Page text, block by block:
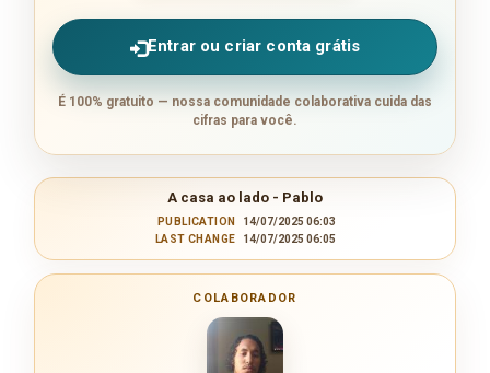
Entrar ou criar conta grátis
É 100% gratuito — nossa comunidade colaborativa cuida das
cifras para você.
A casa ao lado - Pablo
PUBLICATION
14/07/2025 06:03
LAST CHANGE
14/07/2025 06:05
COLABORADOR